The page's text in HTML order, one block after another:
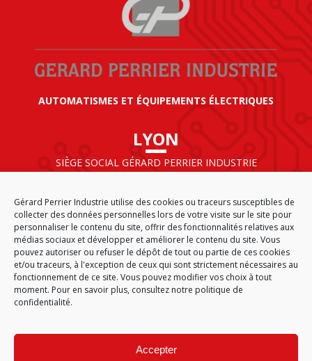
Gérard Perrier Industrie utilise des cookies ou traceurs susceptibles de
collecter des données personnelles lors de votre visite sur le site pour
personnaliser le contenu du site, offrir des fonctionnalités relatives aux
médias sociaux et développer et améliorer le contenu du site. Vous
pouvez autoriser ou refuser le dépôt de tout ou partie de ces cookies
et/ou traceurs, à l'exception de ceux qui sont strictement nécessaires au
fonctionnement de ce site. Vous pouvez modifier vos choix à tout
moment. Pour en savoir plus, consultez notre politique de
confidentialité.
Accepter
AUTOMATISMES ET ÉQUIPEMENTS ÉLECTRIQUES
LYON
SIÈGE SOCIAL GÉRARD PERRIER INDUSTRIE
69125 LYON AÉROPORT SAINT EXUPÉRY
FRANCE
ACCUEIL CGA PLAN DU SITE
MENTIONS LÉGALES
DONNÉES PERSONNELLES